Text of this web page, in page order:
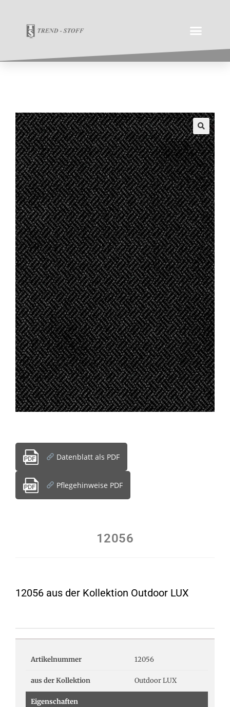
Datenblatt als PDF
Pflegehinweise PDF
12056
12056 aus der Kollektion Outdoor LUX
Artikelnummer 12056
aus der Kollektion Outdoor LUX
Eigenschaften